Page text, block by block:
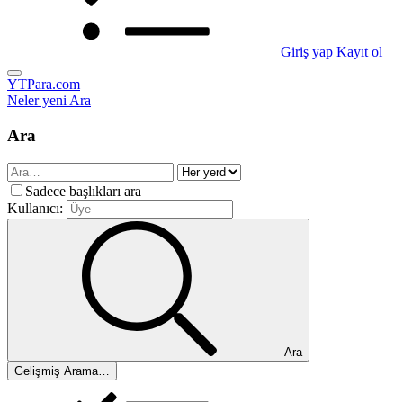
Giriş yap Kayıt ol
YTPara.com
Neler yeniAra
Ara
Sadece başlıkları ara
Kullanıcı:
Ara
Gelişmiş Arama…